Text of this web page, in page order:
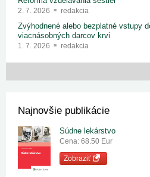
2. 7. 2026 redakcia
Zvýhodnené alebo bezplatné vstupy
viacnásobných darcov krvi
1. 7. 2026 redakcia
Najnovšie publikácie
Súdne lekárstvo
Cena: 68.50 Eur
Zobraziť